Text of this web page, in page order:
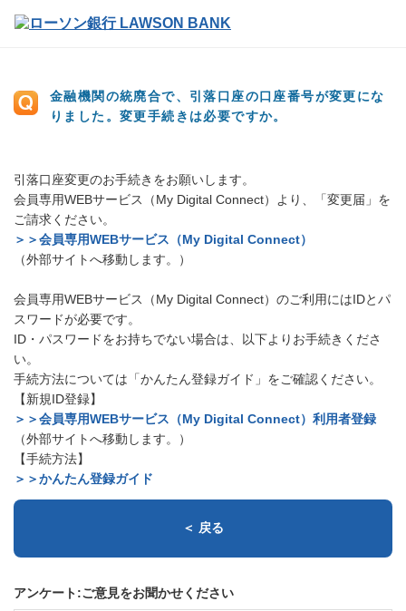
金融機関の統廃合で、引落口座の口座番号が変更にな
りました。変更手続きは必要ですか。
引落口座変更のお手続きをお願いします。
会員専用WEBサービス（My Digital Connect）より、「変更届」を
ご請求ください。
＞＞会員専用WEBサービス（My Digital Connect）
（外部サイトへ移動します。）
会員専用WEBサービス（My Digital Connect）のご利用にはIDとパ
スワードが必要です。
ID・パスワードをお持ちでない場合は、以下よりお手続きくださ
い。
手続方法については「かんたん登録ガイド」をご確認ください。
【新規ID登録】
＞＞会員専用WEBサービス（My Digital Connect）利用者登録
（外部サイトへ移動します。）
【手続方法】
＞＞かんたん登録ガイド
＜ 戻る
アンケート:ご意見をお聞かせください